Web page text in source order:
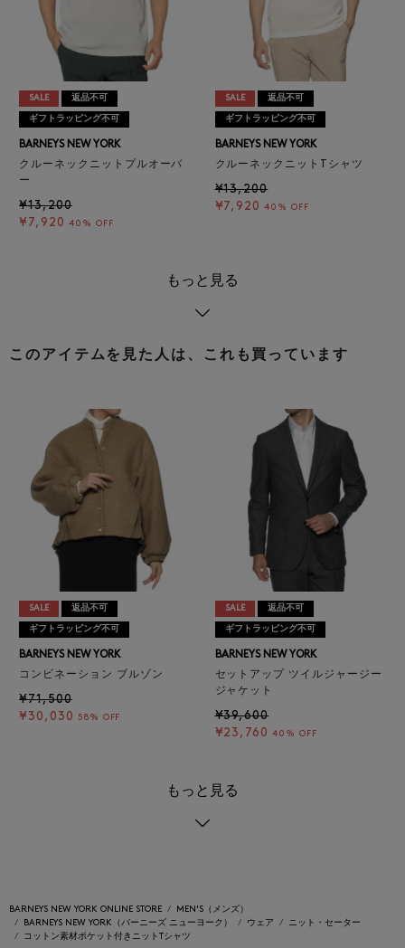
SALE 返品不可
ギフトラッピング不可
BARNEYS NEW YORK
クルーネックニットプルオーバ
ー
¥13,200
¥7,920 40% OFF
SALE 返品不可
ギフトラッピング不可
BARNEYS NEW YORK
クルーネックニットTシャツ
¥13,200
¥7,920 40% OFF
もっと見る
このアイテムを見た人は、これも買っています
SALE 返品不可
ギフトラッピング不可
BARNEYS NEW YORK
コンビネーション ブルゾン
¥71,500
¥30,030
58% OFF
SALE 返品不可
ギフトラッピング不可
BARNEYS NEW YORK
セットアップ ツイルジャージー
ジャケット
¥39,600
¥23,760 40% OFF
もっと見る
BARNEYS NEW YORK ONLINE STORE
MEN'S（メンズ）
BARNEYS NEW YORK（バーニーズ ニューヨーク）
ウェア
ニット・セーター
コットン素材ポケット付きニットTシャツ